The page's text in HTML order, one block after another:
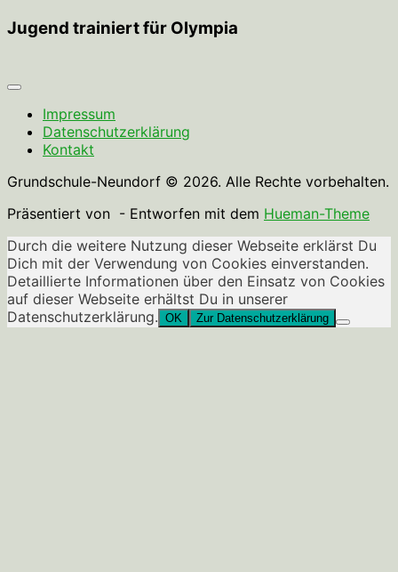
Jugend trainiert für Olympia
Impressum
Datenschutzerklärung
Kontakt
Grundschule-Neundorf © 2026. Alle Rechte vorbehalten.
Präsentiert von - Entworfen mit dem Hueman-Theme
Durch die weitere Nutzung dieser Webseite erklärst Du
Dich mit der Verwendung von Cookies einverstanden.
Detaillierte Informationen über den Einsatz von Cookies
auf dieser Webseite erhältst Du in unserer
Datenschutzerklärung. OK Zur Datenschutzerklärung